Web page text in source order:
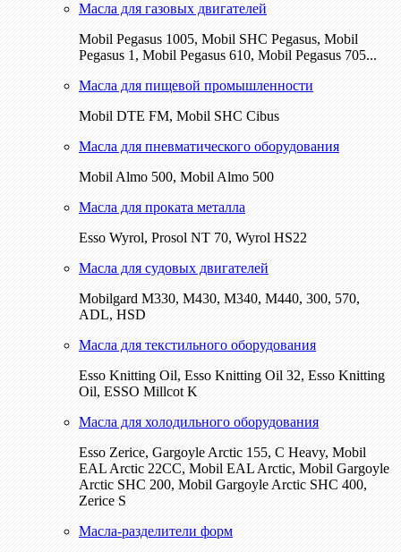
Масла для газовых двигателей
Mobil Pegasus 1005, Mobil SHC Pegasus, Mobil
Pegasus 1, Mobil Pegasus 610, Mobil Pegasus 705...
Масла для пищевой промышленности
Mobil DTE FM, Mobil SHC Cibus
Масла для пневматического оборудования
Mobil Almo 500, Mobil Almo 500
Масла для проката металла
Esso Wyrol, Prosol NT 70, Wyrol HS22
Масла для судовых двигателей
Mobilgard M330, M430, M340, M440, 300, 570,
ADL, HSD
Масла для текстильного оборудования
Esso Knitting Oil, Esso Knitting Oil 32, Esso Knitting
Oil, ESSO Millcot K
Масла для холодильного оборудования
Esso Zerice, Gargoyle Arctic 155, С Heavy, Mobil
EAL Arctic 22CC, Mobil EAL Arctic, Mobil Gargoyle
Arctic SHC 200, Mobil Gargoyle Arctic SHC 400,
Zerice S
Масла-разделители форм